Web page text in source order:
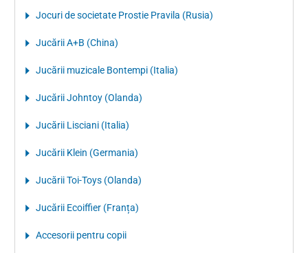
Jocuri de societate Prostie Pravila (Rusia)
Jucării A+B (China)
Jucării muzicale Bontempi (Italia)
Jucării Johntoy (Olanda)
Jucării Lisciani (Italia)
Jucării Klein (Germania)
Jucării Toi-Toys (Olanda)
Jucării Ecoiffier (Franța)
Accesorii pentru copii